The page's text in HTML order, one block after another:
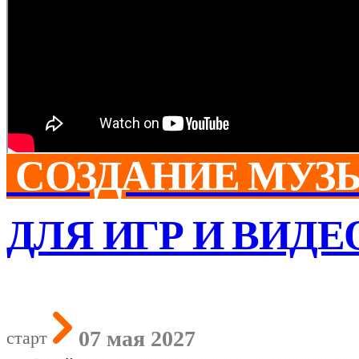
СОЗДАНИЕ
ДЛЯ ИГР И
старт 07 мая 2027